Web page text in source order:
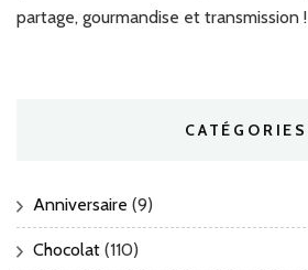
partage, gourmandise et transmission !
CATÉGORIES
Anniversaire (9)
Chocolat (110)